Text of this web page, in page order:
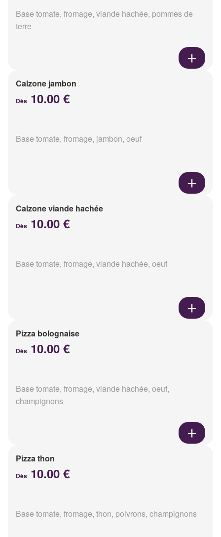
Base tomate, fromage, viande hachée, pommes de
terre
Calzone jambon
Dès 10.00 €
Base tomate, fromage, jambon, oeuf
Calzone viande hachée
Dès 10.00 €
Base tomate, fromage, viande hachée, oeuf
Pizza bolognaise
Dès 10.00 €
Base tomate, fromage, viande hachée, oeuf,
champignons
Pizza thon
Dès 10.00 €
Base tomate, fromage, thon, poivrons, champignons